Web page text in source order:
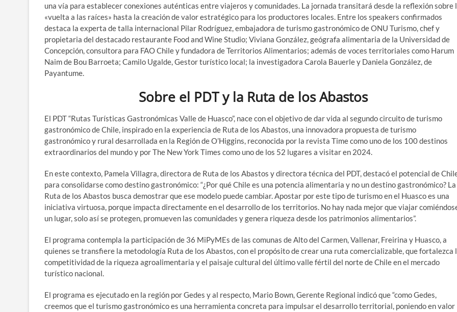
una vía para establecer conexiones auténticas entre viajeros y comunidades. La jornada transitará desde la reflexión sobre
«vuelta a las raíces» hasta la creación de valor estratégico para los productores locales. Entre los speakers confirmados
destaca la experta de talla internacional Pilar Rodríguez, embajadora de turismo gastronómico de ONU Turismo, chef y
propietaria del destacado restaurante Food and Wine Studio; Viviana González, geógrafa alimentaria de la Universidad de
Concepción, consultora para FAO Chile y fundadora de Territorios Alimentarios; además de voces territoriales como Harum
Naim de Bou Barroeta; Camilo Ugalde, Gestor turístico local; la investigadora Carola Bauerle y Daniela González, de
Payantume.
Sobre el PDT y la Ruta de los Abastos
El PDT “Rutas Turísticas Gastronómicas Valle de Huasco”, nace con el objetivo de dar vida al segundo circuito de turismo
gastronómico de Chile, inspirado en la experiencia de Ruta de los Abastos, una innovadora propuesta de turismo
gastronómico y rural desarrollada en la Región de O’Higgins, reconocida por la revista Time como uno de los 100 destinos
extraordinarios del mundo y por The New York Times como uno de los 52 lugares a visitar en 2024.
En este contexto, Pamela Villagra, directora de Ruta de los Abastos y directora técnica del PDT, destacó el potencial de
para consolidarse como destino gastronómico: “¿Por qué Chile es una potencia alimentaria y no un destino gastronómico? La
Ruta de los Abastos busca demostrar que ese modelo puede cambiar. Apostar por este tipo de turismo en el Huasco es una
iniciativa virtuosa, porque impacta directamente en el desarrollo de los territorios. No hay nada mejor que viajar
un lugar, solo así se protegen, promueven las comunidades y genera riqueza desde los patrimonios alimentarios”.
El programa contempla la participación de 36 MiPyMEs de las comunas de Alto del Carmen, Vallenar, Freirina y Huasco, a
quienes se transfiere la metodología Ruta de los Abastos, con el propósito de crear una ruta comercializable, que fortalezca
competitividad de la riqueza agroalimentaria y el paisaje cultural del último valle fértil del norte de Chile en el mercado
turístico nacional.
El programa es ejecutado en la región por Gedes y al respecto, Mario Bown, Gerente Regional indicó que “como Gedes,
creemos que el turismo gastronómico es una herramienta concreta para impulsar el desarrollo territorial, poniendo en valor